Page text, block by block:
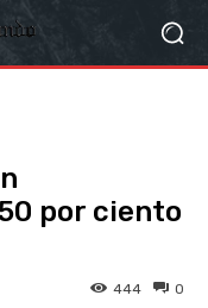
por ciento
0
444